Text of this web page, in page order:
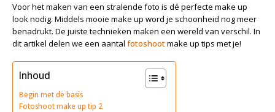
Voor het maken van een stralende foto is dé perfecte make up
look nodig. Middels mooie make up word je schoonheid nog meer
benadrukt. De juiste technieken maken een wereld van verschil. In
dit artikel delen we een aantal fotoshootmake up tips met je!
Inhoud
Begin met de basis
Fotoshoot make up tip 2